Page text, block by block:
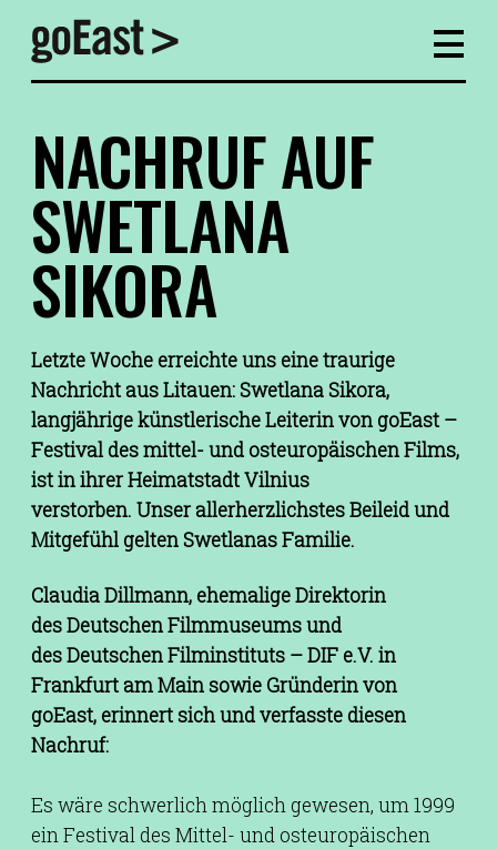
NACHRUF AUF
SWETLANA
SIKORA
Letzte Woche erreichte uns eine traurige
Nachricht aus Litauen: Swetlana Sikora,
langjährige künstlerische Leiterin von goEast –
Festival des mittel- und osteuropäischen Films,
ist in ihrer Heimatstadt Vilnius
verstorben. Unser allerherzlichstes Beileid und
Mitgefühl gelten Swetlanas Familie.
Claudia Dillmann, ehemalige Direktorin
des Deutschen Filmmuseums und
des Deutschen Filminstituts – DIF e.V. in
Frankfurt am Main sowie Gründerin von
goEast, erinnert sich und verfasste diesen
Nachruf:
Es wäre schwerlich möglich gewesen, um 1999
ein Festival des Mittel- und osteuropäischen